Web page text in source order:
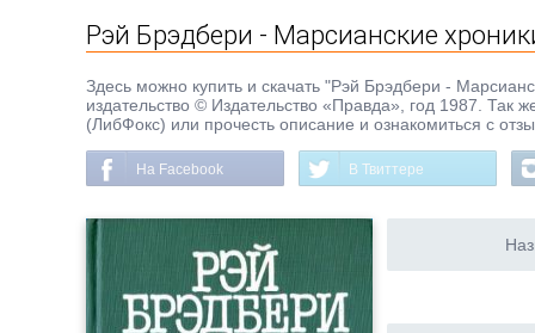
Рэй Брэдбери - Марсианские
Здесь можно купить и скачать "Рэй Брэдбери -
издательство © Издательство «Правда», год 1987. Так
(ЛибФокс) или прочесть описание и ознакомиться с
На Facebook В Твиттере